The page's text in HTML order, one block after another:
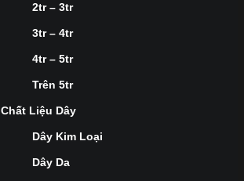
2tr – 3tr
3tr – 4tr
4tr – 5tr
Trên 5tr
Chất Liệu Dây
Dây Kim Loại
Dây Da